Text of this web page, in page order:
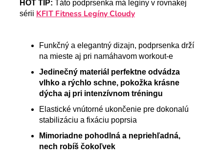
HOT TIP: Táto podprsenka má legíny v rovnakej
sérii KFIT Fitness Legíny Cloudy
Funkčný a elegantný dizajn, podprsenka drží
na mieste aj pri namáhavom workout-e
Jedinečný materiál perfektne odvádza
vlhko a rýchlo schne, pokožka krásne
dýcha aj pri intenzívnom tréningu
Elastické vnútorné ukončenie pre dokonalú
stabilizáciu a fixáciu poprsia
Mimoriadne pohodlná a nepriehľadná,
nech robíš čokoľvek